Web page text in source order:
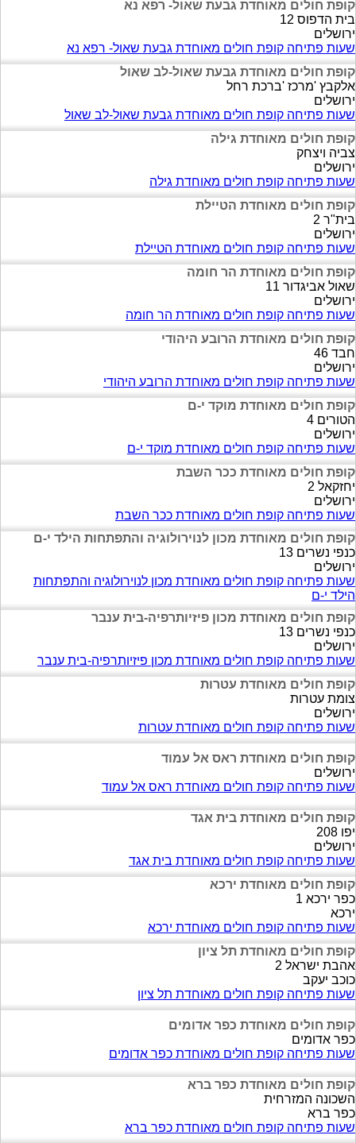
קופת חולים מאוחדת גבעת שאול- רפא נא
בית הדפוס 12
ירושלים
שעות פתיחה קופת חולים מאוחדת גבעת שאול- רפא נא
קופת חולים מאוחדת גבעת שאול-לב שאול
אלקבץ 'מרכז 'ברכת רחל
ירושלים
שעות פתיחה קופת חולים מאוחדת גבעת שאול-לב שאול
קופת חולים מאוחדת גילה
צביה ויצחק
ירושלים
שעות פתיחה קופת חולים מאוחדת גילה
קופת חולים מאוחדת הטיילת
בית"ר 2
ירושלים
שעות פתיחה קופת חולים מאוחדת הטיילת
קופת חולים מאוחדת הר חומה
שאול אביגדור 11
ירושלים
שעות פתיחה קופת חולים מאוחדת הר חומה
קופת חולים מאוחדת הרובע היהודי
חבד 46
ירושלים
שעות פתיחה קופת חולים מאוחדת הרובע היהודי
קופת חולים מאוחדת מוקד י-ם
הטורים 4
ירושלים
שעות פתיחה קופת חולים מאוחדת מוקד י-ם
קופת חולים מאוחדת ככר השבת
יחזקאל 2
ירושלים
שעות פתיחה קופת חולים מאוחדת ככר השבת
קופת חולים מאוחדת מכון לנוירולוגיה והתפתחות הילד י-ם
כנפי נשרים 13
ירושלים
שעות פתיחה קופת חולים מאוחדת מכון לנוירולוגיה והתפתחות
הילד י-ם
קופת חולים מאוחדת מכון פיזיותרפיה-בית ענבר
כנפי נשרים 13
ירושלים
שעות פתיחה קופת חולים מאוחדת מכון פיזיותרפיה-בית ענבר
קופת חולים מאוחדת עטרות
צומת עטרות
ירושלים
שעות פתיחה קופת חולים מאוחדת עטרות
קופת חולים מאוחדת ראס אל עמוד
ירושלים
שעות פתיחה קופת חולים מאוחדת ראס אל עמוד
קופת חולים מאוחדת בית אגד
יפו 208
ירושלים
שעות פתיחה קופת חולים מאוחדת בית אגד
קופת חולים מאוחדת ירכא
כפר ירכא 1
ירכא
שעות פתיחה קופת חולים מאוחדת ירכא
קופת חולים מאוחדת תל ציון
אהבת ישראל 2
כוכב יעקב
שעות פתיחה קופת חולים מאוחדת תל ציון
קופת חולים מאוחדת כפר אדומים
כפר אדומים
שעות פתיחה קופת חולים מאוחדת כפר אדומים
קופת חולים מאוחדת כפר ברא
השכונה המזרחית
כפר ברא
שעות פתיחה קופת חולים מאוחדת כפר ברא